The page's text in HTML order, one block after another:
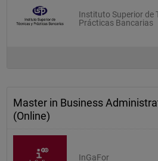
Instituto Superior de
Prácticas Bancarias
Master in Business
(Online)
InGaFor